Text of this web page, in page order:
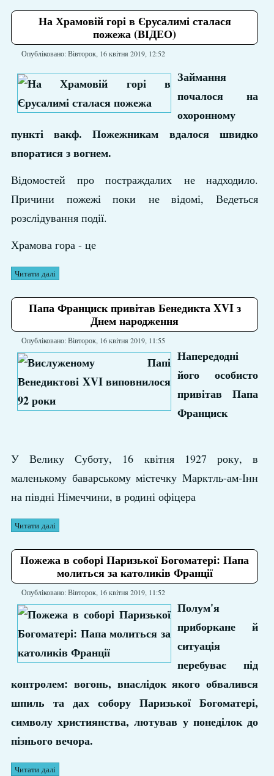
На Храмовій горі в Єрусалимі сталася
пожежа (ВІДЕО)
Опубліковано: Вівторок, 16 квітня 2019, 12:52
Займання
почалося на
охоронному
пункті вакф. Пожежникам вдалося швидко
впоратися з вогнем.
Відомостей про постраждалих не надходило.
Причини пожежі поки не відомі, Ведеться
розслідування події.
Храмова гора - це
Читати далі
Папа Франциск привітав Бенедикта XVI з
Днем народження
Опубліковано: Вівторок, 16 квітня 2019, 11:55
Напередодні
його особисто
привітав Папа
Франциск
У Велику Суботу, 16 квітня 1927 року, в
маленькому баварському містечку Марктль-ам-Інн
на півдні Німеччини, в родині офіцера
Читати далі
Пожежа в соборi Паризької Богоматері: Папа
молиться за католиків Франції
Опубліковано: Вівторок, 16 квітня 2019, 11:52
Полум'я
приборкане й
ситуація
перебуває під
контролем: вогонь, внаслідок якого обвалився
шпиль та дах собору Паризької Богоматері,
символу християнства, лютував у понеділок до
пізнього вечора.
Читати далі